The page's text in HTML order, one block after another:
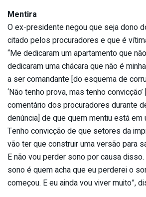
Mentira
O ex-presidente negou que seja dono
citado pelos procuradores e que é
“Me dedicaram um apartamento que
dedicaram uma chácara que não é
a ser comandante [do esquema de
‘Não tenho prova, mas tenho
comentário dos procuradores durante
denúncia] de que quem mentiu está em
Tenho convicção de que setores da
vão ter que construir uma versão para
E não vou perder sono por causa
sono é quem acha que eu perderei o
começou. E eu ainda vou viver muito”,